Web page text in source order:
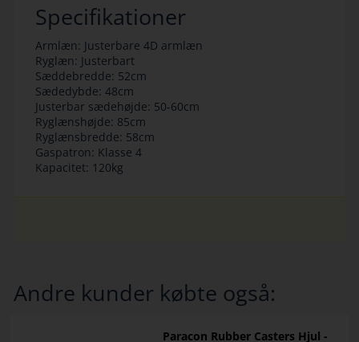
Specifikationer
Armlæn: Justerbare 4D armlæn
Ryglæn: Justerbart
Sæddebredde: 52cm
Sædedybde: 48cm
Justerbar sædehøjde: 50-60cm
Ryglænshøjde: 85cm
Ryglænsbredde: 58cm
Gaspatron: Klasse 4
Kapacitet: 120kg
Andre kunder købte også:
Paracon Rubber Casters Hjul -